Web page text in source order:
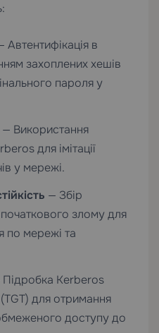
Автентифікація в
захоплених хешів
пароля у
— Використання
для імітації
у мережі.
— Збір
злому для
по мережі та
Kerberos
для отримання
доступу до